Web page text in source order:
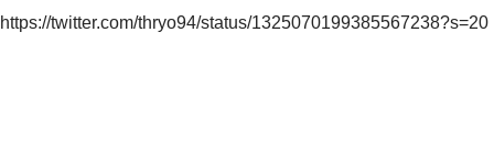
https://twitter.com/thryo94/status/1325070199385567238?s=20